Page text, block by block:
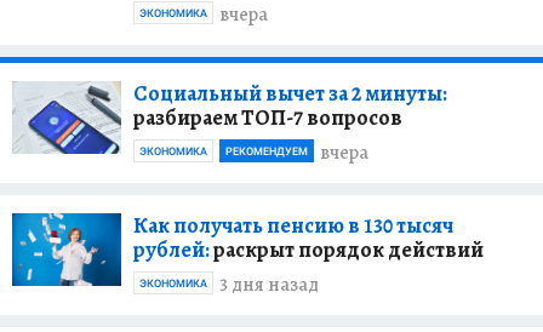
вчера
ЭКОНОМИКА
Социальный вычет за 2 минуты:
разбираем ТОП-7 вопросов
вчера
ЭКОНОМИКА РЕКОМЕНДУЕМ
Как получать пенсию в 130 тысяч
рублей:раскрыт порядок действий
3 дня назад
ЭКОНОМИКА